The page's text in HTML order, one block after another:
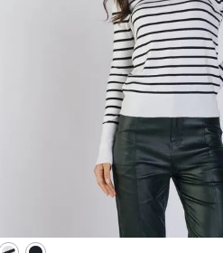
G
M
XGG
ADICIONAR À SACOLA